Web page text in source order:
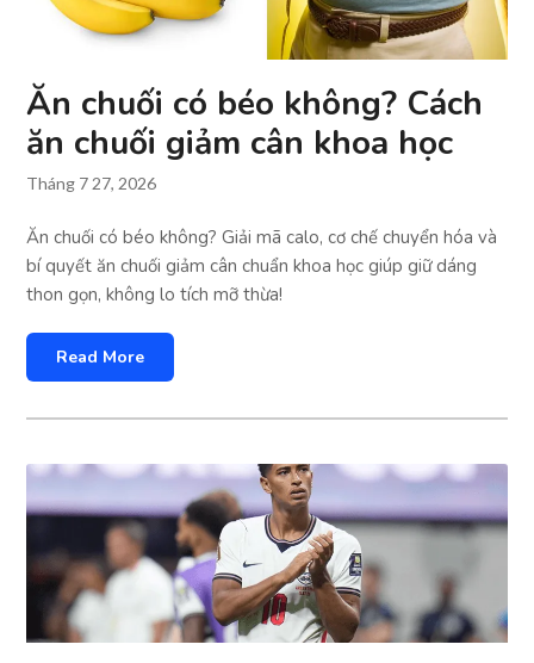
Ăn chuối có béo không? Cách
ăn chuối giảm cân khoa học
Tháng 7 27, 2026
Ăn chuối có béo không? Giải mã calo, cơ chế chuyển hóa và
bí quyết ăn chuối giảm cân chuẩn khoa học giúp giữ dáng
thon gọn, không lo tích mỡ thừa!
Read More